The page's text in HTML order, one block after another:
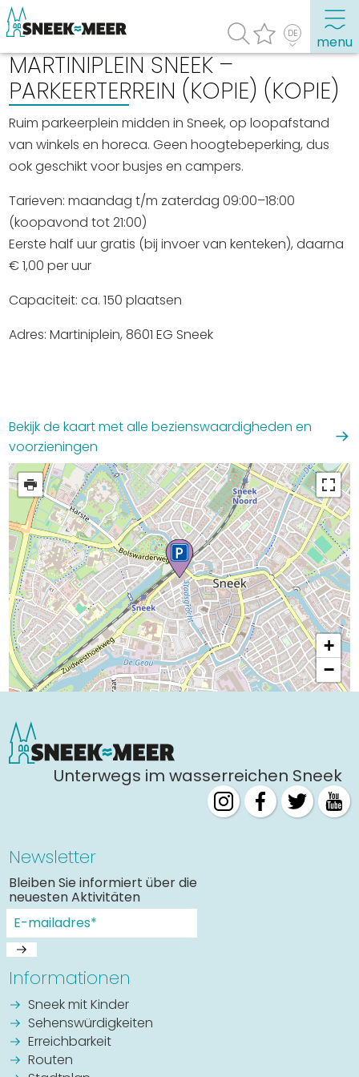
menu
Entdecken Sie Sneek
Informationen
Sneek besuchen
Sehenswürdigkeiten
Sehen & Erleben
Übernachten
Häufig besuchte Seiten:
Stadtplan
Sneek mit Kinder
VVV Sneek
Drahtloses Internet
Sehenswürdigkeiten
MARTINIPLEIN SNEEK –
PARKEERTERREIN (KOPIE) (KOPIE)
Ruim parkeerplein midden in Sneek, op loopafstand
van winkels en horeca. Geen hoogtebeperking, dus
ook geschikt voor busjes en campers.
Tarieven: maandag t/m zaterdag 09:00–18:00
(koopavond tot 21:00)
Eerste half uur gratis (bij invoer van kenteken), daarna
€ 1,00 per uur
Capaciteit: ca. 150 plaatsen
Adres: Martiniplein, 8601 EG Sneek
Bekijk de kaart met alle bezienswaardigheden en
voorzieningen
+
−
Unterwegs im wasserreichen Sneek
Newsletter
Bleiben Sie informiert über die
neuesten Aktivitäten
Informationen
Sneek mit Kinder
Sehenswürdigkeiten
Erreichbarkeit
Routen